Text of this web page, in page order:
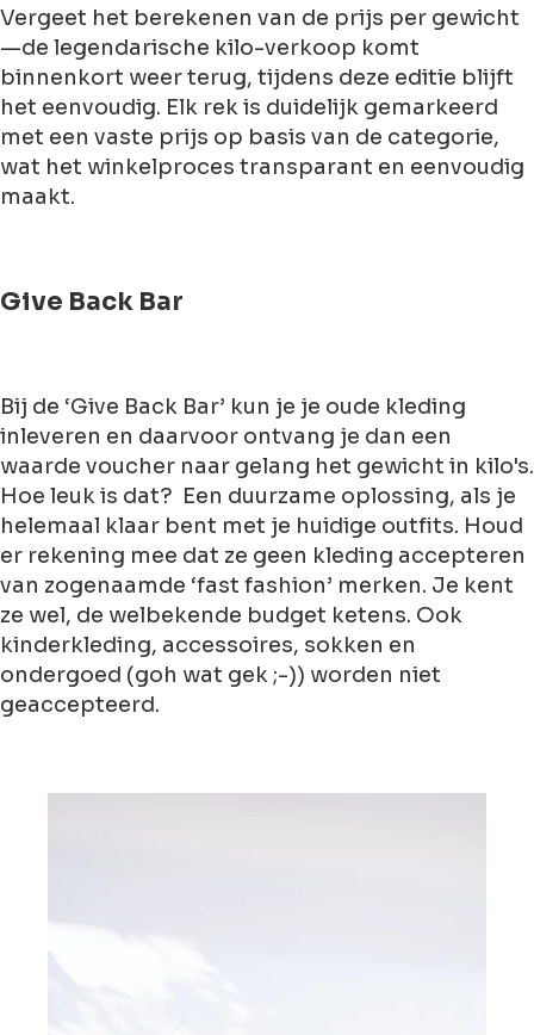
Vergeet het berekenen van de prijs per gewicht
—de legendarische kilo-verkoop komt
binnenkort weer terug, tijdens deze editie blijft
het eenvoudig. Elk rek is duidelijk gemarkeerd
met een vaste prijs op basis van de categorie,
wat het winkelproces transparant en eenvoudig
maakt.
Give Back Bar
Bij de ‘Give Back Bar’ kun je je oude kleding
inleveren en daarvoor ontvang je dan een
waarde voucher naar gelang het gewicht in kilo's.
Hoe leuk is dat? Een duurzame oplossing, als je
helemaal klaar bent met je huidige outfits. Houd
er rekening mee dat ze geen kleding accepteren
van zogenaamde ‘fast fashion’ merken. Je kent
ze wel, de welbekende budget ketens. Ook
kinderkleding, accessoires, sokken en
ondergoed (goh wat gek ;-)) worden niet
geaccepteerd.